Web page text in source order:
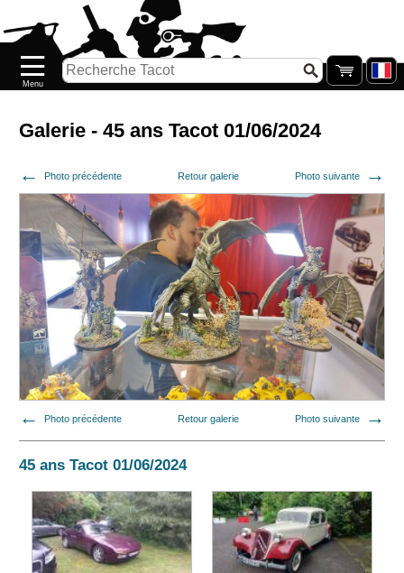
Galerie - 45 ans Tacot 01/06/2024
Photo précédente Retour galerie Photo suivante
Photo précédente Retour galerie Photo suivante
45 ans Tacot 01/06/2024
Nouveautés
Catalogue/Stock
PETITS
PRIX
Réassort
Seconde
main
Galerie